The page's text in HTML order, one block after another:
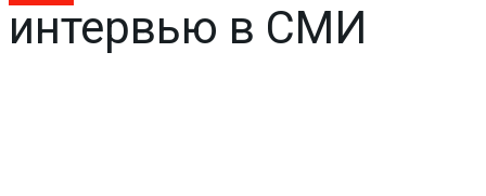
интервью в СМИ